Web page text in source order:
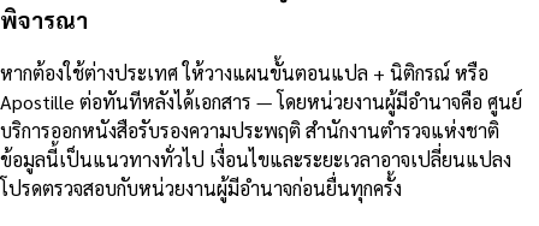
พิจารณา
หากต้องใช้ต่างประเทศ ให้วางแผนขั้นตอนแปล + นิติกรณ์ หรือ
Apostille ต่อทันทีหลังได้เอกสาร — โดยหน่วยงานผู้มีอำนาจคือ ศูนย์
บริการออกหนังสือรับรองความประพฤติ สำนักงานตำรวจแห่งชาติ
ข้อมูลนี้เป็นแนวทางทั่วไป เงื่อนไขและระยะเวลาอาจเปลี่ยนแปลง
โปรดตรวจสอบกับหน่วยงานผู้มีอำนาจก่อนยื่นทุกครั้ง